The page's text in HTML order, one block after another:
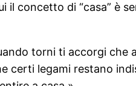
concetto di “casa” è
torni ti accorgi che
certi legami restano